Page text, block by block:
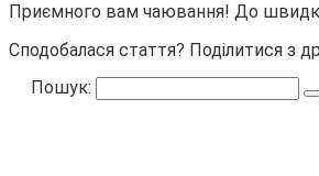
Приємного вам чаювання! До
Сподобалася стаття? Поділитися з
Пошук: